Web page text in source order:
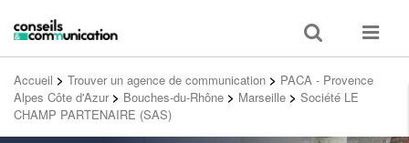
Toggle
search
Toggle
Accueil > Trouver un agence de communication > PACA - Provence
Alpes Côte d'Azur > Bouches-du-Rhône > Marseille > Société LE
CHAMP PARTENAIRE (SAS)